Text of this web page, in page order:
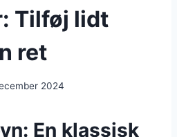
Tilføj lidt
ret
2024
En klassisk